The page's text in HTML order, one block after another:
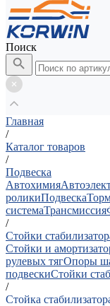
Поиск
Главная
/
Каталог товаров
/
Подвеска
Автохимия
роликиПодвеска
системаТрансмиссия
/
Стойки
Стойки и
рулевых тягОпоры
подвескиСтойки
/
Стойка